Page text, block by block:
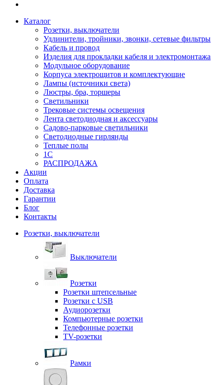
Каталог
Розетки, выключатели
Удлинители, тройники, звонки, сетевые фильтры
Кабель и провод
Изделия для прокладки кабеля и электромонтажа
Модульное оборудование
Корпуса электрощитов и комплектующие
Лампы (источники света)
Люстры, бра, торшеры
Светильники
Трековые системы освещения
Лента светодиодная и аксессуары
Садово-парковые светильники
Светодиодные гирлянды
Теплые полы
1С
РАСПРОДАЖА
Акции
Оплата
Доставка
Гарантии
Блог
Контакты
Розетки, выключатели
Выключатели
Розетки
Розетки штепсельные
Розетки с USB
Аудиорозетки
Компьютерные розетки
Телефонные розетки
TV-розетки
Рамки